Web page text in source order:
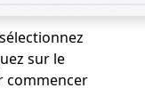
sur le
commencer